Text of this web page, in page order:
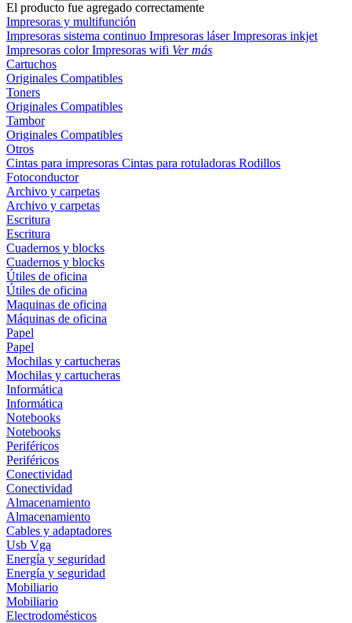
El producto fue agregado correctamente
Impresoras y multifunción
Impresoras sistema continuo Impresoras láserImpresoras inkjet
Impresoras colorImpresoras wifi Ver más
Cartuchos
Originales Compatibles
Toners
Originales Compatibles
Tambor
Originales Compatibles
Otros
Cintas para impresoras Cintas para rotuladoras Rodillos
Fotoconductor
Archivo y carpetas
Archivo y carpetas
Escritura
Escritura
Cuadernos y blocks
Cuadernos y blocks
Útiles de oficina
Útiles de oficina
Maquinas de oficina
Máquinas de oficina
Papel
Papel
Mochilas y cartucheras
Mochilas y cartucheras
Informática
Informática
Notebooks
Notebooks
Periféricos
Periféricos
Conectividad
Conectividad
Almacenamiento
Almacenamiento
Cables y adaptadores
Usb Vga
Energía y seguridad
Energía y seguridad
Mobiliario
Mobiliario
Electrodomésticos